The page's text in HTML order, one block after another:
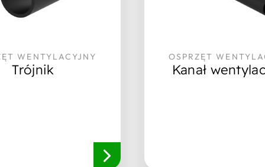
WENTYLACYJNY
Trójnik
OSPRZĘT
Kanał